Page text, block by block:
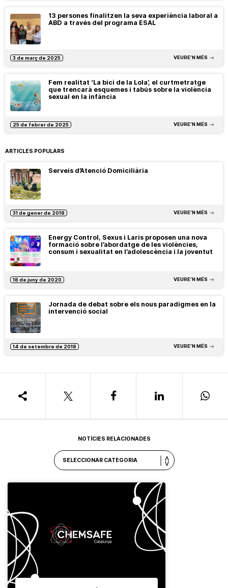
13 persones finalitzen la seva experiència laboral a
ABD a través del programa ESAL
3 de març de 2025 VEURE’N MÉS
Fem realitat ‘La bici de la Lola’, el curtmetratge
que trencarà esquemes i tabús sobre la violència
sexual en la infància
25 de febrer de 2025 VEURE’N MÉS
ARTICLES POPULARS
Serveis d’Atenció Domiciliària
31 de gener de 2018 VEURE’N MÉS
Energy Control, Sexus i Laris proposen una nova
formació sobre l’abordatge de les violències,
consum i sexualitat en l’adolescència i la joventut
18 de juny de 2020 VEURE’N MÉS
Jornada de debat sobre els nous paradigmes en la
intervenció social
14 de setembre de 2018 VEURE’N MÉS
NOTÍCIES RELACIONADES